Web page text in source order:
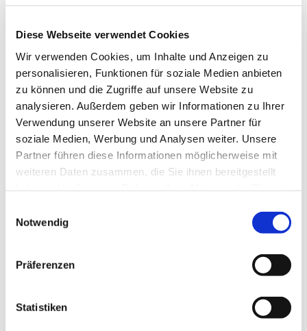
Diese Webseite verwendet Cookies
Wir verwenden Cookies, um Inhalte und Anzeigen zu
personalisieren, Funktionen für soziale Medien anbieten
zu können und die Zugriffe auf unsere Website zu
analysieren. Außerdem geben wir Informationen zu Ihrer
Verwendung unserer Website an unsere Partner für
soziale Medien, Werbung und Analysen weiter. Unsere
Partner führen diese Informationen möglicherweise mit
weiteren Daten zusammen, die Sie ihnen bereitgestellt
Notwendig
Präferenzen
Statistiken
19:00 - 21:00 Uhr
im Haus der Begegnung
Weitere Informationen erhalten Sie bei
Christine Dröge, Tel. 05204/ 4237 und
Marion Dawidowski, Tel. 0151/72140261